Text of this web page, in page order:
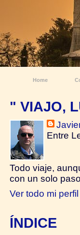
Home
" VIAJO,
Entre
Todo viaje,
con un solo
Ver todo mi perfil
ÍNDICE